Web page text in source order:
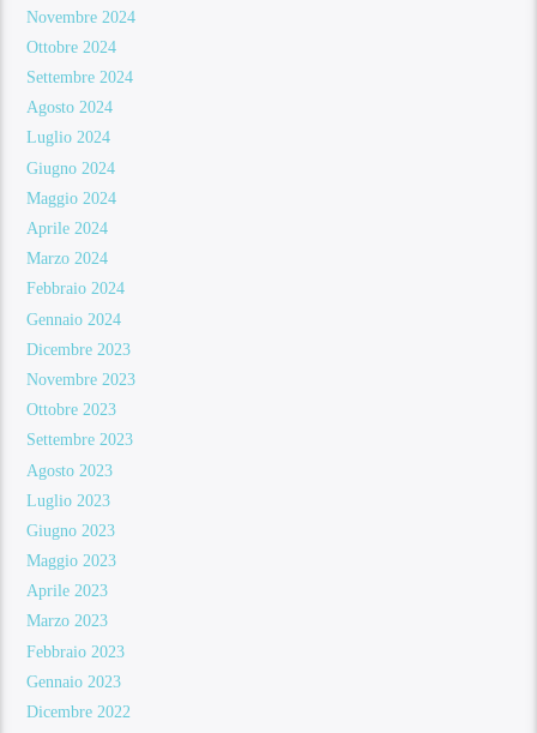
Novembre 2024
Ottobre 2024
Settembre 2024
Agosto 2024
Luglio 2024
Giugno 2024
Maggio 2024
Aprile 2024
Marzo 2024
Febbraio 2024
Gennaio 2024
Dicembre 2023
Novembre 2023
Ottobre 2023
Settembre 2023
Agosto 2023
Luglio 2023
Giugno 2023
Maggio 2023
Aprile 2023
Marzo 2023
Febbraio 2023
Gennaio 2023
Dicembre 2022